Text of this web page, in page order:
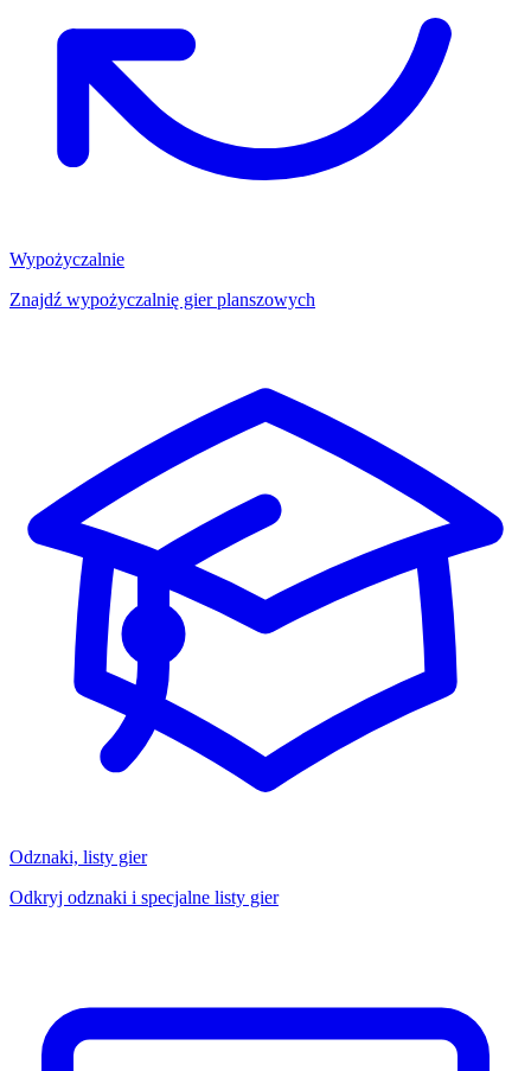
Wypożyczalnie
Znajdź wypożyczalnię gier planszowych
Odznaki, listy gier
Odkryj odznaki i specjalne listy gier